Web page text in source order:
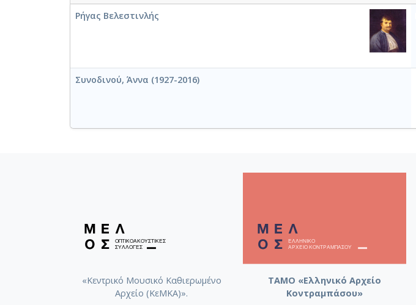
Ρήγας Βελεστινλής
Συνοδινού, Άννα (1927-2016)
«Κεντρικό Μουσικό Καθιερωμένο
Αρχείο (ΚεΜΚΑ)».
ΤΑΜΟ «Ελληνικό Αρχείο
Κοντραμπάσου»